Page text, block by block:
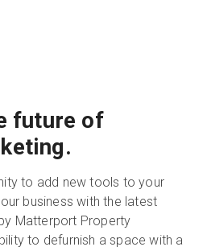
future of
to add new tools to your
business with the latest
Matterport Property
to defurnish a space with a